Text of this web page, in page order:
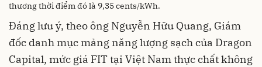
thương thời điểm đó là 9,35 cents/kWh.
Đáng lưu ý, theo ông Nguyễn Hữu Quang, Giám
đốc danh mục mảng năng lượng sạch của Dragon
Capital, mức giá FIT tại Việt Nam thực chất không